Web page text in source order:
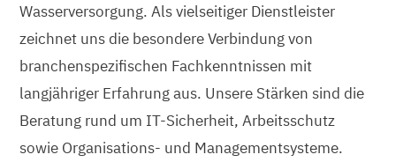
Wasserversorgung. Als vielseitiger Dienstleister
zeichnet uns die besondere Verbindung von
branchenspezifischen Fachkenntnissen mit
langjähriger Erfahrung aus. Unsere Stärken sind die
Beratung rund um IT-Sicherheit, Arbeitsschutz
sowie Organisations- und Managementsysteme.